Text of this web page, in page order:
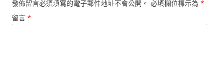
發佈留言必須填寫的電子郵件地址不會公開。 必填欄位標示為 *
留言 *